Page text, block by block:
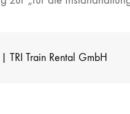
Train Rental GmbH